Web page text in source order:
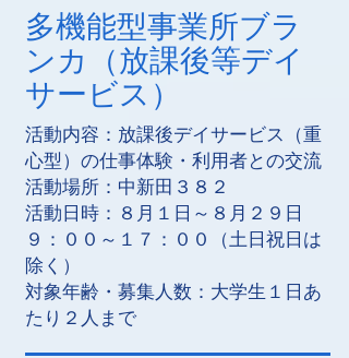
多機能型事業所ブラ
ンカ（放課後等デイ
サービス）
活動内容：放課後デイサービス（重
心型）の仕事体験・利用者との交流
活動場所：中新田３８２
活動日時：８月１日～８月２９日
９：００～１７：００（土日祝日は
除く）
対象年齢・募集人数：大学生１日あ
たり２人まで